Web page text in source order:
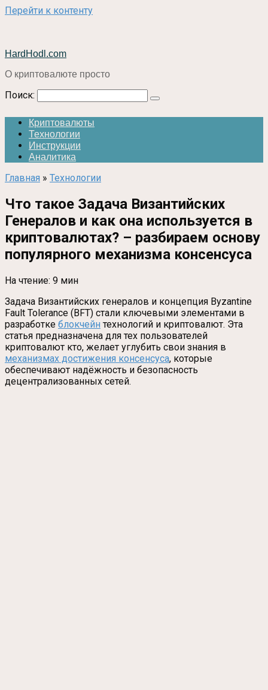
Перейти к контенту
HardHodl.com
О криптовалюте просто
Поиск:
Криптовалюты
Технологии
Инструкции
Аналитика
Главная » Технологии
Что такое Задача Византийских
Генералов и как она используется в
криптовалютах? – разбираем основу
популярного механизма консенсуса
На чтение: 9 мин
Задача Византийских генералов и концепция Byzantine
Fault Tolerance (BFT) стали ключевыми элементами в
разработке блокчейн технологий и криптовалют. Эта
статья предназначена для тех пользователей
криптовалют кто, желает углубить свои знания в
механизмах достижения консенсуса, которые
обеспечивают надёжность и безопасность
децентрализованных сетей.